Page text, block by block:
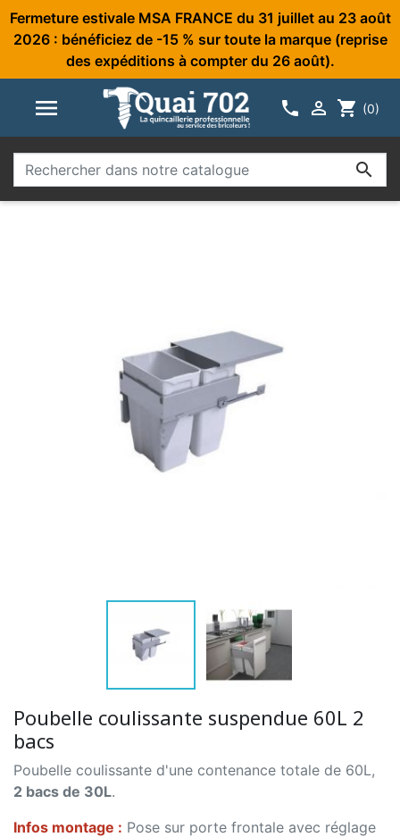
Fermeture estivale MSA FRANCE du 31 juillet au 23 août
2026 : bénéficiez de -15 % sur toute la marque (reprise
des expéditions à compter du 26 août).
   shopping_cart (0)

Poubelle coulissante suspendue 60L 2
bacs
Poubelle coulissante d'une contenance totale de 60L,
2 bacs de 30L.
Infos montage : Pose sur porte frontale avec réglage